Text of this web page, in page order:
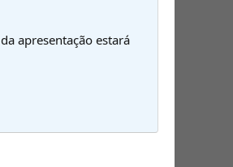
apresentação estará